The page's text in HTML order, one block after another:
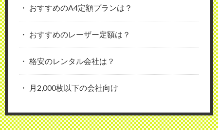
おすすめのA4定額プランは？
おすすめのレーザー定額は？
格安のレンタル会社は？
月2,000枚以下の会社向け